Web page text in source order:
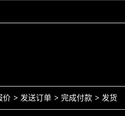
价 > 发送订单 > 完成付款 > 发货